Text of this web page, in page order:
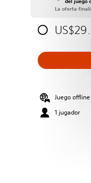
La oferta
Juego
1 jugador